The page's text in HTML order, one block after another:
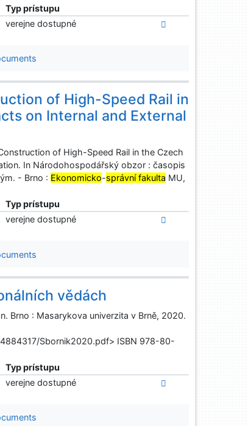
Typ prístupu
verejne dostupné
of High-Speed Rail in
on Internal and External
of High-Speed Rail in the Czech
In Národohospodářský obzor : časopis
- Brno : Ekonomicko-správní fakulta MU,
Typ prístupu
verejne dostupné
vědách
Brno : Masarykova univerzita v Brně, 2020.
Sbornik2020.pdf> ISBN 978-80-
Typ prístupu
verejne dostupné